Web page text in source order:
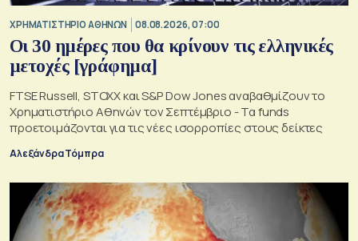
XΡΗΜΑΤΙΣΤΗΡΙΟ ΑΘΗΝΩΝ 08.08.2026, 07:00
Οι 30 ημέρες που θα κρίνουν τις ελληνικές
μετοχές [γράφημα]
FTSE Russell, STOXX και S&P Dow Jones αναβαθμίζουν το
Χρηματιστήριο Αθηνών τον Σεπτέμβριο - Τα funds
προετοιμάζονται για τις νέες ισορροπίες στους δείκτες
Αλεξάνδρα Τόμπρα